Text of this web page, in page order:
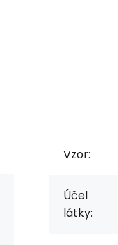
Vzor:
Účel
látky: